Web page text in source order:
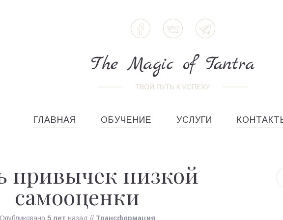
ГЛАВНАЯ ОБУЧЕНИЕ УСЛУГИ
привычек низкой
самооценки
Опубликовано 5 лет назад // Трансформация